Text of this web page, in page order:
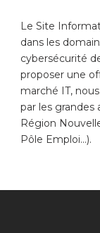
Le Site
dans les
cybersécurité
proposer une
marché IT,
par les grandes
Région
Pôle Emploi…).